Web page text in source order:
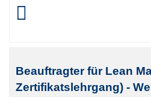
Beauftragter für Lean
Zertifikatslehrgang) -